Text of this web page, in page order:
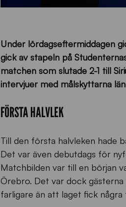
Under lördagseftermiddagen
gick av stapeln på
matchen som slutade 2-1 till
intervjuer med målskyttarna
FÖRSTA HALVLEK
Till den första halvleken hade
Det var även debutdags för
Matchbilden var till en början
Örebro. Det var dock
farligare än att laget fick